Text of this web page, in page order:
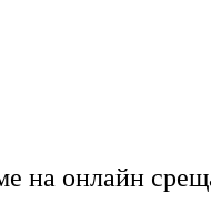
на онлайн